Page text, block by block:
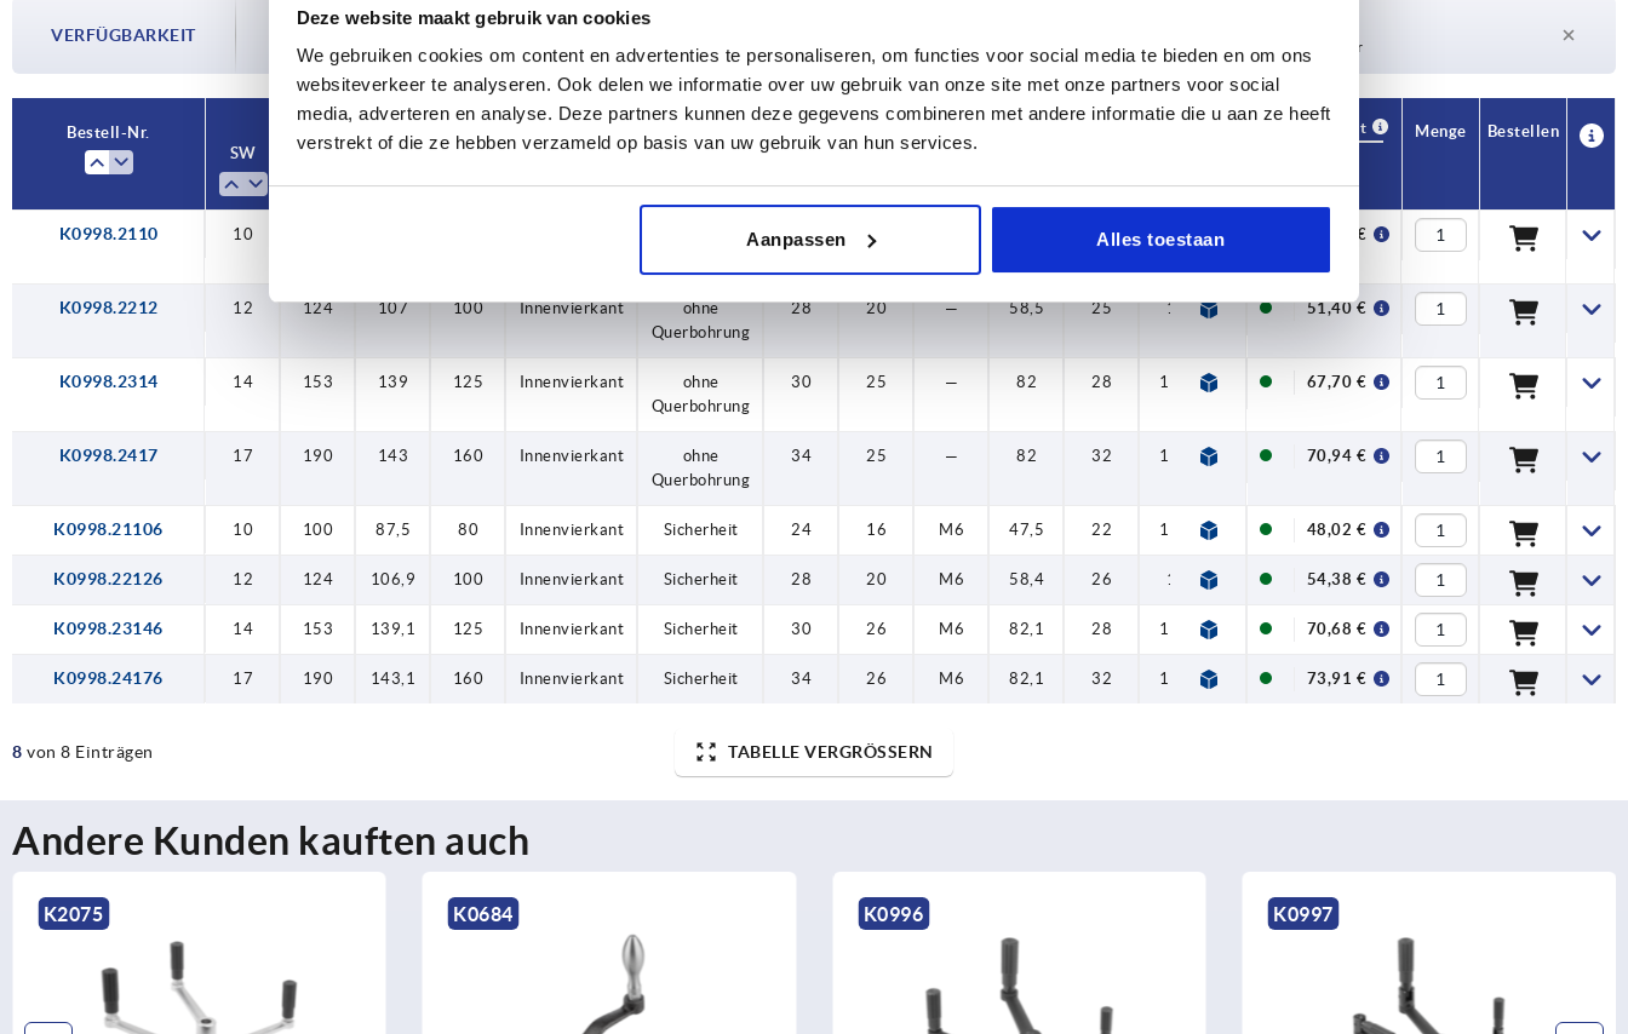
Deze website maakt gebruik van cookies
We gebruiken cookies om content en advertenties te personaliseren, om functies voor social media te bieden en om ons
websiteverkeer te analyseren. Ook delen we informatie over uw gebruik van onze site met onze partners voor social
media, adverteren en analyse. Deze partners kunnen deze gegevens combineren met andere informatie die u aan ze heeft
verstrekt of die ze hebben verzameld op basis van uw gebruik van hun services.
Aanpassen Alles toestaan
17
153 107
139,1
VERFÜGBARKEIT
Die Verfügbarkeiten werden in regelmäßigen Abständen mehrmals täglich aktualisiert.
Versanddatum.
Derzeit nicht auf Lager
Bestell-Nr.
SW
L H A Ausführung 1
Ausführung
D D3 D7
Verfügbarkeit
Menge Bestellen
K0998.2110 10 24 16 22 13,6 45,05 €
K0998.2212 12 124 107 100 Innenvierkant
ohne
Querbohrung
28 20 — 58,5 25 16 — 51,40 €
K0998.2314 14 153 139 125 Innenvierkant
ohne
Querbohrung
30 25 — 82 28 15,8 67,70 €
K0998.2417 17 190 143 160 Innenvierkant
ohne
Querbohrung
34 25 — 82 32 19,6 70,94 €
K0998.21106 10 100 87,5 80 Innenvierkant Sicherheit 24 16 M6 47,5 22 13,4 7,5 48,02 €
K0998.22126 12 124 106,9 100 Innenvierkant Sicherheit 28 20 M6 58,4 26 16 7,5 54,38 €
K0998.23146 14 153 139,1 125 Innenvierkant Sicherheit 30 26 M6 82,1 28 15,8 7,5 70,68 €
K0998.24176 17 190 143,1 160 Innenvierkant Sicherheit 34 26 M6 82,1 32 19,6 7,5 73,91 €
8 von 8 Einträgen TABELLE VERGRÖSSERN
Andere Kunden kauften auch
K0684 K0996 K0997 K0266